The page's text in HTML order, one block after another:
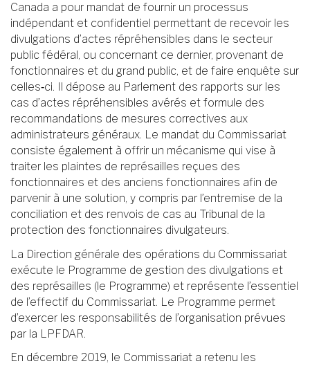
Canada a pour mandat de fournir un processus
indépendant et confidentiel permettant de recevoir les
divulgations d’actes répréhensibles dans le secteur
public fédéral, ou concernant ce dernier, provenant de
fonctionnaires et du grand public, et de faire enquête sur
celles‑ci. Il dépose au Parlement des rapports sur les
cas d’actes répréhensibles avérés et formule des
recommandations de mesures correctives aux
administrateurs généraux. Le mandat du Commissariat
consiste également à offrir un mécanisme qui vise à
traiter les plaintes de représailles reçues des
fonctionnaires et des anciens fonctionnaires afin de
parvenir à une solution, y compris par l’entremise de la
conciliation et des renvois de cas au Tribunal de la
protection des fonctionnaires divulgateurs.
La Direction générale des opérations du Commissariat
exécute le Programme de gestion des divulgations et
des représailles (le Programme) et représente l’essentiel
de l’effectif du Commissariat. Le Programme permet
d’exercer les responsabilités de l’organisation prévues
par la LPFDAR.
En décembre 2019, le Commissariat a retenu les